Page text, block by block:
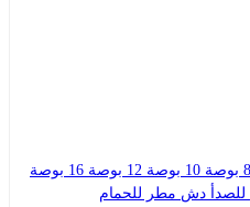
رأس دش دائري رفيع للغاية مقاس 8 بوصة 10 بوصة 12 بوصة 16 بوصة
للصدأ دش مطر للحمام